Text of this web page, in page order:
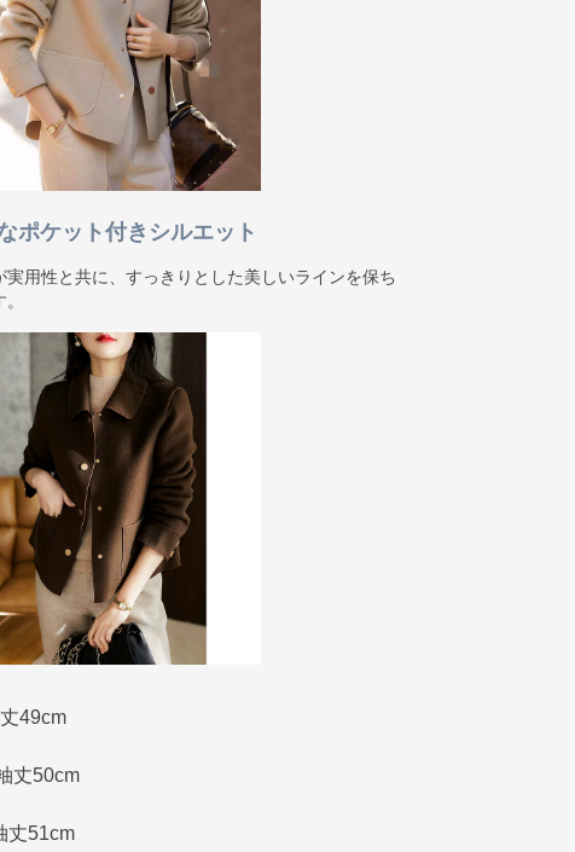
ポケット付きシルエット
用性と共に、すっきりとした美しいラインを保ち
49cm
丈50cm
丈51cm